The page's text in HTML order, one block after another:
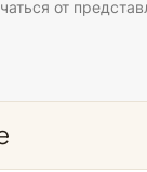
от